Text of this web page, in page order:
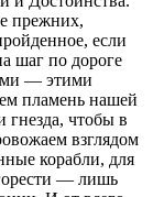
прежних,
если
шаг по дороге
— этими
пламень нашей
гнезда, чтобы в
взглядом
корабли, для
— лишь